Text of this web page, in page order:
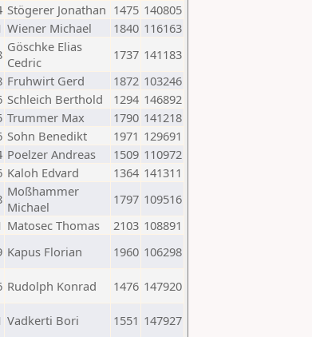
Stögerer Jonathan 1475 140805
Wiener Michael 1840 116163
Göschke Elias
Cedric
1737 141183
Fruhwirt Gerd 1872 103246
Schleich Berthold 1294 146892
Trummer Max 1790 141218
Sohn Benedikt 1971 129691
Poelzer Andreas 1509 110972
Kaloh Edvard 1364 141311
Moßhammer
Michael
1797 109516
Matosec Thomas 2103 108891
Kapus Florian 1960 106298
Rudolph Konrad 1476 147920
Vadkerti Bori 1551 147927